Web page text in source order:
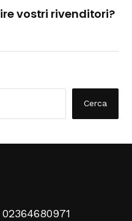
vostri rivenditori?
02364680971